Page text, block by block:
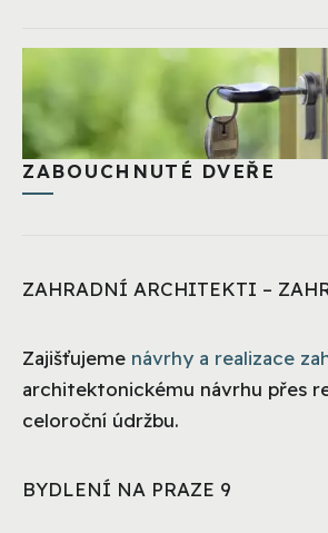
ZABOUCHNUTÉ DVEŘE
ZAHRADNÍ ARCHITEKTI –
Zajišťujeme návrhy a realizace
architektonickému návrhu přes
celoroční údržbu.
BYDLENÍ NA PRAZE 9